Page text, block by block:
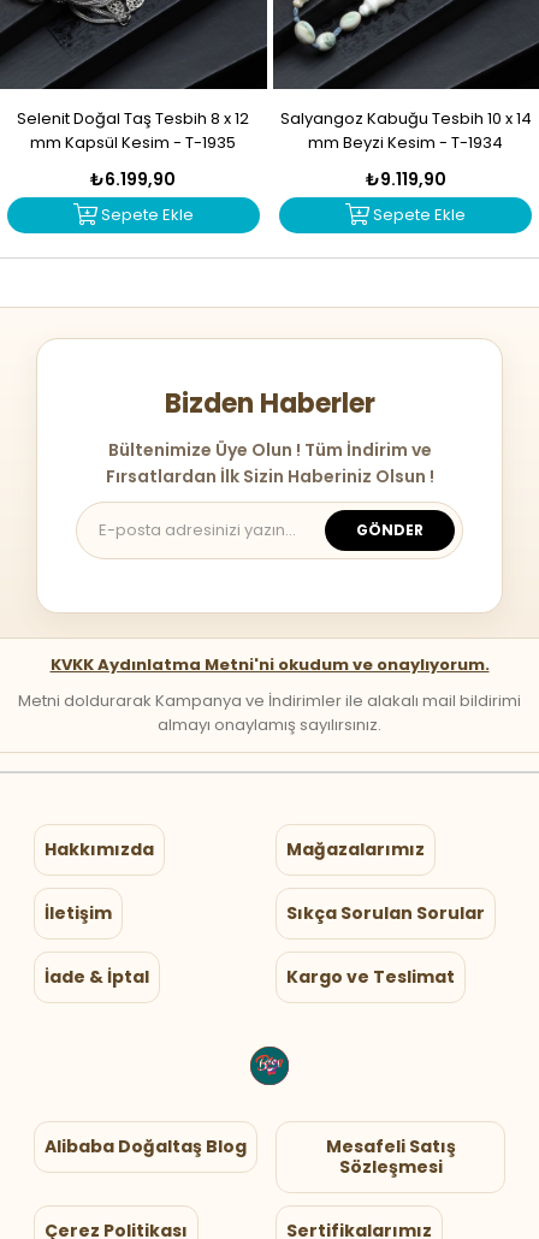
Selenit Doğal Taş Tesbih 8 x 12
mm Kapsül Kesim - T-1935
₺6.199,90
Sepete Ekle
Salyangoz Kabuğu Tesbih 10 x 14
mm Beyzi Kesim - T-1934
₺9.119,90
Sepete Ekle
Bizden Haberler
Bültenimize Üye Olun ! Tüm İndirim ve
Fırsatlardan İlk Sizin Haberiniz Olsun !
GÖNDER
KVKK Aydınlatma Metni'ni okudum ve onaylıyorum.
Metni doldurarak Kampanya ve İndirimler ile alakalı mail bildirimi
almayı onaylamış sayılırsınız.
Hakkımızda Mağazalarımız
İletişim Sıkça Sorulan Sorular
İade & İptal Kargo ve Teslimat
Alibaba Doğaltaş Blog
Mesafeli Satış
Sözleşmesi
Çerez Politikası Sertifikalarımız